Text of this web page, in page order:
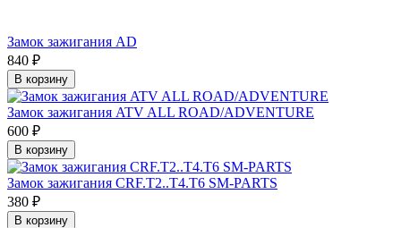
Замок зажигания AD
840 ₽
В корзину
Замок зажигания ATV ALL ROAD/ADVENTURE
600 ₽
В корзину
Замок зажигания CRF.T2..T4.T6 SM-PARTS
380 ₽
В корзину